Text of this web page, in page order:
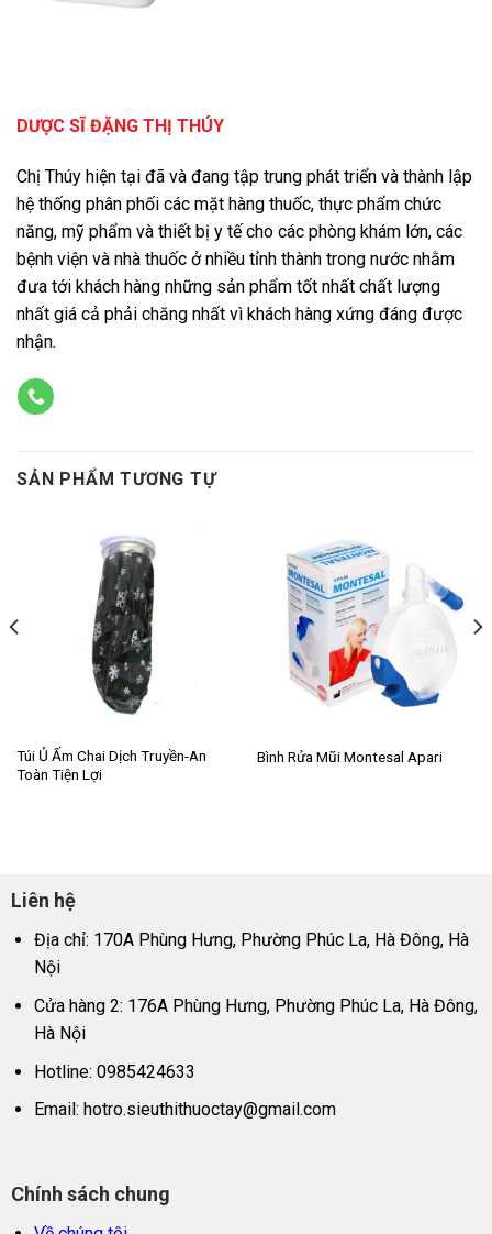
DƯỢC SĨ ĐẶNG THỊ THÚY
Chị Thúy hiện tại đã và đang tập trung phát triển và thành lập
hệ thống phân phối các mặt hàng thuốc, thực phẩm chức
năng, mỹ phẩm và thiết bị y tế cho các phòng khám lớn, các
bệnh viện và nhà thuốc ở nhiều tỉnh thành trong nước nhằm
đưa tới khách hàng những sản phẩm tốt nhất chất lượng
nhất giá cả phải chăng nhất vì khách hàng xứng đáng được
nhận.
SẢN PHẨM TƯƠNG TỰ
Túi Ủ Ấm Chai Dịch Truyền-An
Toàn Tiện Lợi
Bình Rửa Mũi Montesal Apari
Liên hệ
Địa chỉ: 170A Phùng Hưng, Phường Phúc La, Hà Đông, Hà
Nội
Cửa hàng 2: 176A Phùng Hưng, Phường Phúc La, Hà Đông,
Hà Nội
Hotline: 0985424633
Email: hotro.sieuthithuoctay@gmail.com
Chính sách chung